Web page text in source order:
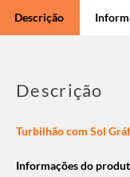
Descrição
Descrição
Turbilhão com Sol
Informações do